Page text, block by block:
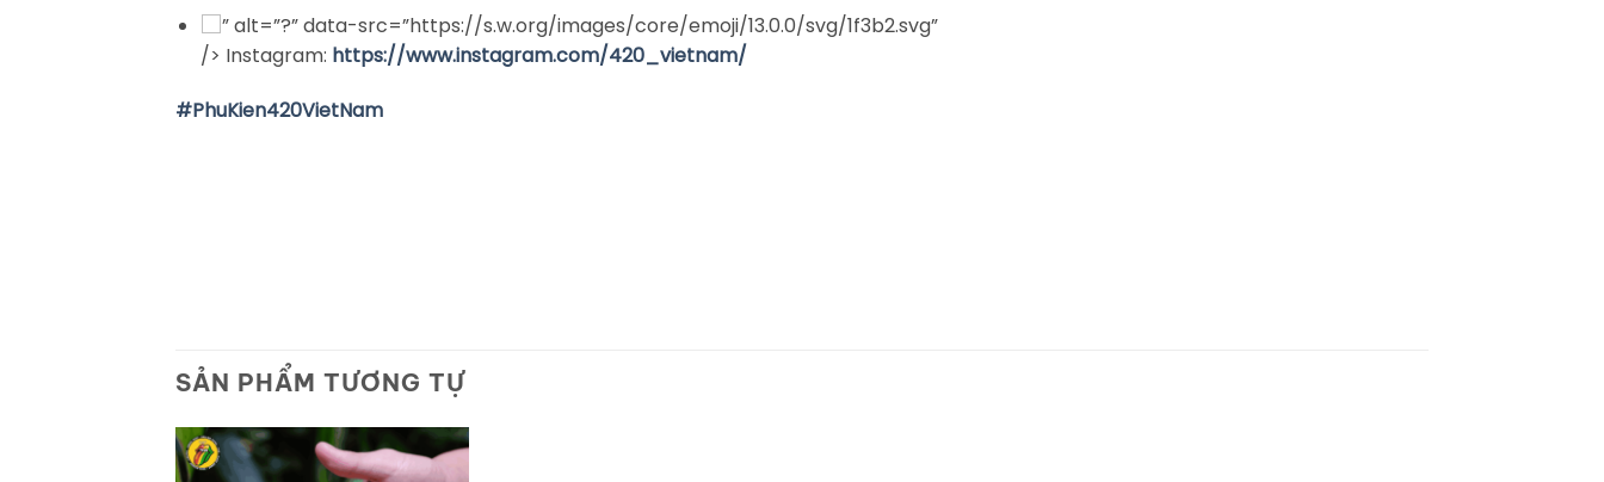
” alt=”?” data-src=”https://s.w.org/images/core/emoji/13.0.0/svg/1f3b2.svg”
/> Instagram: https://www.instagram.com/420_vietnam/
#PhuKien420VietNam
SẢN PHẨM TƯƠNG TỰ